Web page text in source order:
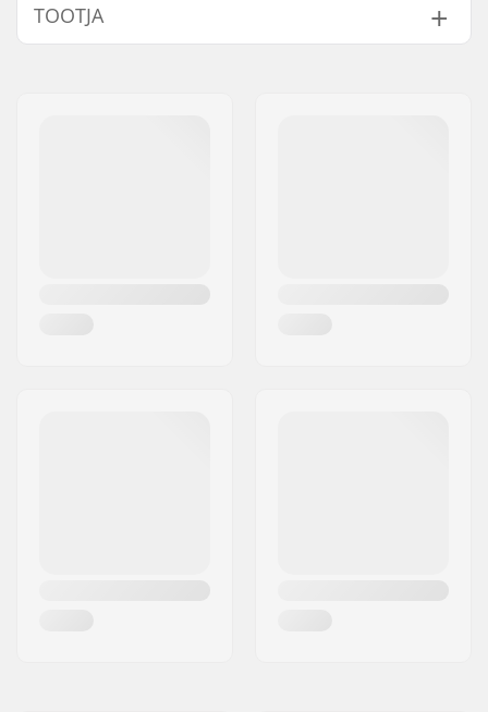
TOOTJA